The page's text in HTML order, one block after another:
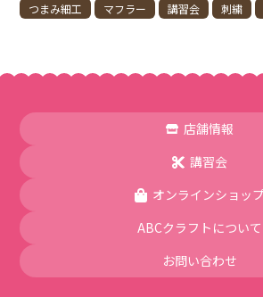
つまみ細工
マフラー 講習会 刺繍
店舗情報
講習会
オンラインショッ
ABCクラフトについて
お問い合わせ